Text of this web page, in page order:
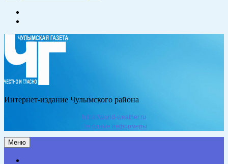
Интернет-издание Чулымского района
https://world-weather.ru
Погодные информеры
Меню